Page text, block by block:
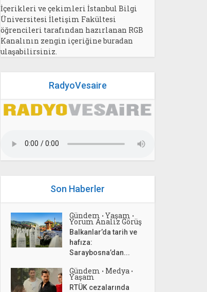
İçerikleri ve çekimleri İstanbul Bilgi
Üniversitesi İletişim Fakültesi
öğrencileri tarafından hazırlanan RGB
Kanalının zengin içeriğine buradan
ulaşabilirsiniz.
RadyoVesaire
Son Haberler
Gündem • Yaşam •
Yorum Analiz Görüş
Balkanlar’da tarih ve
hafıza:
Saraybosna’dan...
Gündem • Medya •
Yaşam
RTÜK cezalarında